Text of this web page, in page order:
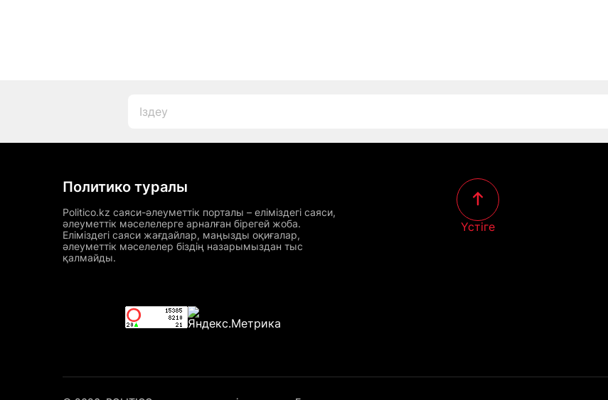
Политико туралы
Politico.kz саяси-әлеуметтік порталы – еліміздегі саяси,
әлеуметтік мәселелерге арналған бірегей жоба.
Еліміздегі саяси жағдайлар, маңызды оқиғалар,
әлеуметтік мәселелер біздің назарымыздан тыс
қалмайды.
Үстіге